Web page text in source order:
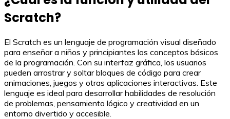
Scratch?
El Scratch es un lenguaje de programación visual diseñado
para enseñar a niños y principiantes los conceptos básicos
de la programación. Con su interfaz gráfica, los usuarios
pueden arrastrar y soltar bloques de código para crear
animaciones, juegos y otras aplicaciones interactivas. Este
lenguaje es ideal para desarrollar habilidades de resolución
de problemas, pensamiento lógico y creatividad en un
entorno divertido y accesible.